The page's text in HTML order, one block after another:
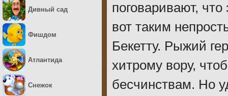
поговаривают,
вот таким
Бекетту. Рыжий
хитрому вору,
бесчинствам. Но
Дивный сад
Фишдом
Атлантида
Снежок